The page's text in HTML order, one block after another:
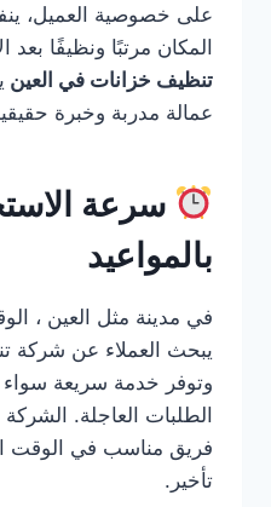
على خصوصية العميل،
المكان مرتبًا ونظيفًا بعد
تنظيف خزانات في العين
عمالة مدربة وخبرة
سرعة
بالمواعيد
في مدينة مثل العين ،
يبحث العملاء عن شركة
وتوفر خدمة سريعة
الطلبات العاجلة.
فريق مناسب في الوقت
تأخير.